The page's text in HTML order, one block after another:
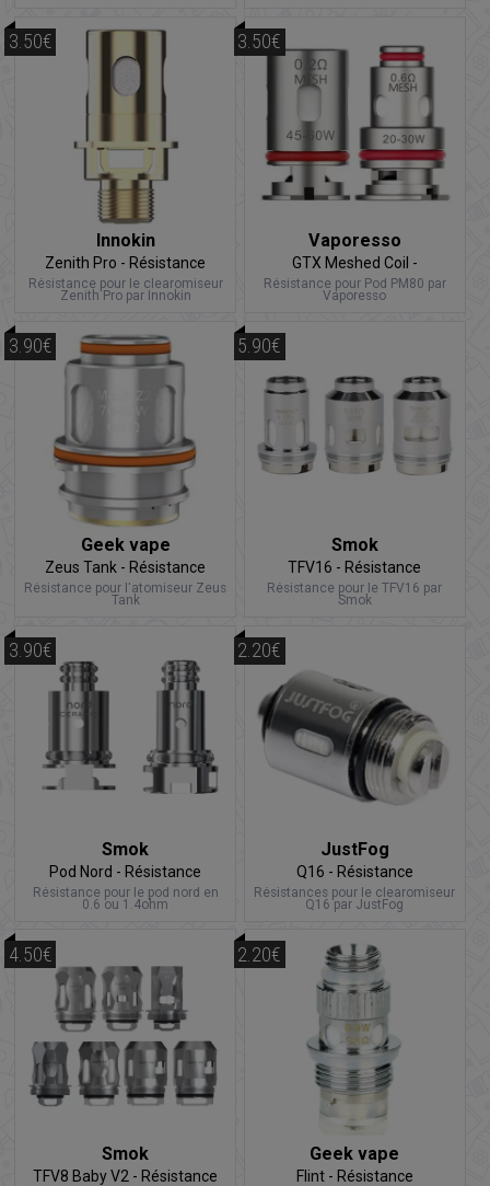
Innokin
Zenith Pro - Résistance
Résistance pour le clearomiseur
Zenith Pro par Innokin
3.50€
Vaporesso
GTX Meshed Coil -
Résistance
Résistance pour Pod PM80 par
Vaporesso
3.50€
Geek vape
Zeus Tank - Résistance
Résistance pour l'atomiseur Zeus
Tank
3.90€
Smok
TFV16 - Résistance
Résistance pour le TFV16 par
Smok
5.90€
Smok
Pod Nord - Résistance
Résistance pour le pod nord en
0.6 ou 1.4ohm
3.90€
JustFog
Q16 - Résistance
Résistances pour le clearomiseur
Q16 par JustFog
2.20€
Smok
TFV8 Baby V2 - Résistance
4.50€
Geek vape
Flint - Résistance
2.20€